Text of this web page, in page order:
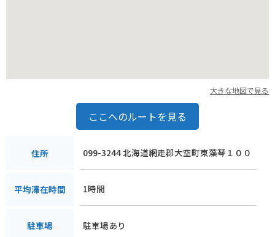
大きな地図で見る
ここへのルートを見る
住所 099-3244 北海道網走郡大空町東藻琴１００
平均滞在時間 1時間
駐車場 駐車場あり